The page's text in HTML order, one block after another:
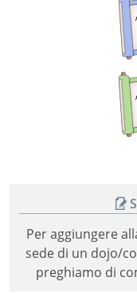
Per aggiungere
sede di un dojo/
preghiamo di